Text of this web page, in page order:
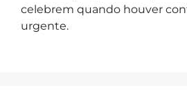
celebrem quando houver
urgente.